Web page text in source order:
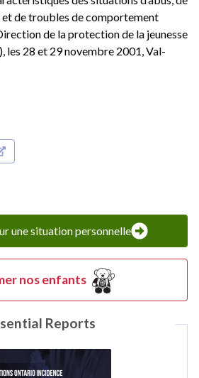
et de troubles de comportement
de la protection de la jeunesse
les 28 et 29 novembre 2001, Val-
une situation personnelle
nos enfants
Reports